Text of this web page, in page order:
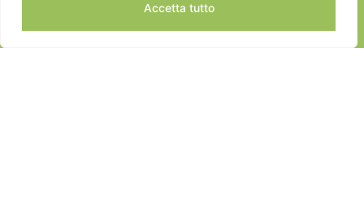
Accetta tutto